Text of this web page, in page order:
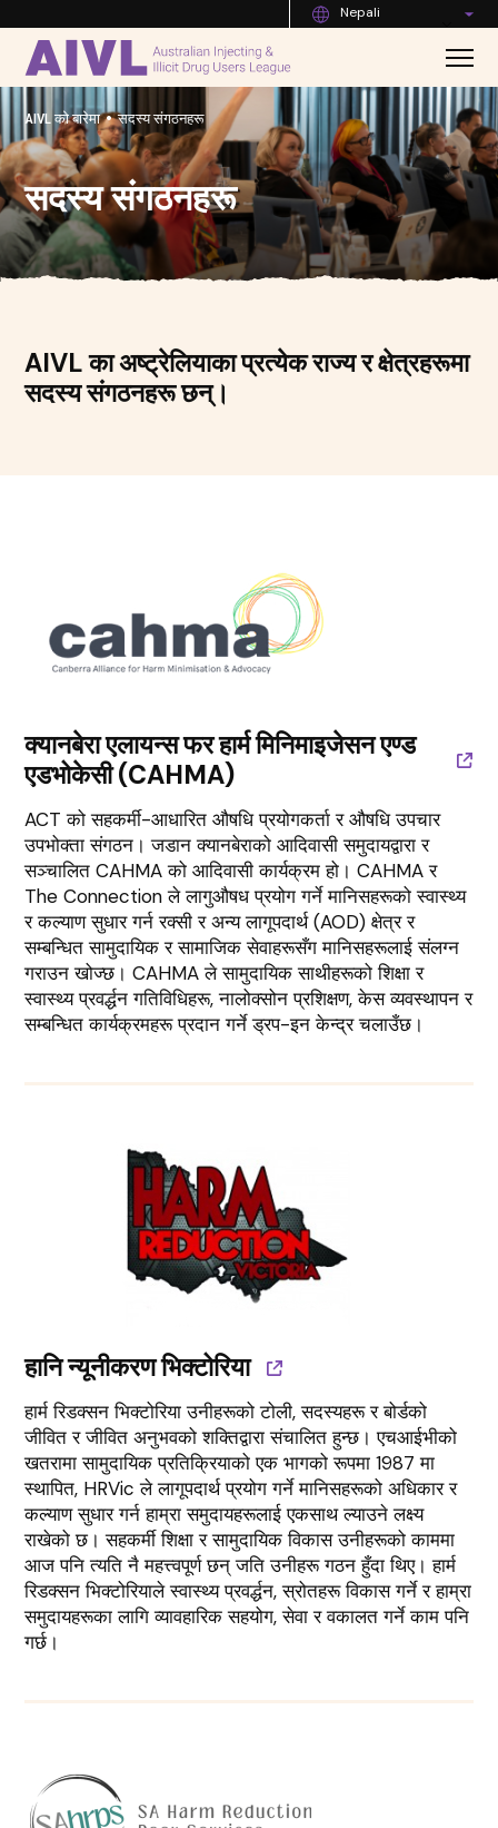
Nepali
AIVL को बारेमा • सदस्य संगठनहरू
सदस्य संगठनहरू
AIVL का अष्ट्रेलियाका प्रत्येक राज्य र क्षेत्रहरूमा
सदस्य संगठनहरू छन्।
क्यानबेरा एलायन्स फर हार्म मिनिमाइजेसन एण्ड
एडभोकेसी (CAHMA)
ACT को सहकर्मी-आधारित औषधि प्रयोगकर्ता र औषधि उपचार
उपभोक्ता संगठन। जडान क्यानबेराको आदिवासी समुदायद्वारा र
सञ्चालित CAHMA को आदिवासी कार्यक्रम हो। CAHMA र
The Connection ले लागुऔषध प्रयोग गर्ने मानिसहरूको स्वास्थ्य
र कल्याण सुधार गर्न रक्सी र अन्य लागूपदार्थ (AOD) क्षेत्र र
सम्बन्धित सामुदायिक र सामाजिक सेवाहरूसँग मानिसहरूलाई संलग्न
गराउन खोज्छ। CAHMA ले सामुदायिक साथीहरूको शिक्षा र
स्वास्थ्य प्रवर्द्धन गतिविधिहरू, नालोक्सोन प्रशिक्षण, केस व्यवस्थापन र
सम्बन्धित कार्यक्रमहरू प्रदान गर्ने ड्रप-इन केन्द्र चलाउँछ।
हानि न्यूनीकरण भिक्टोरिया
हार्म रिडक्सन भिक्टोरिया उनीहरूको टोली, सदस्यहरू र बोर्डको
जीवित र जीवित अनुभवको शक्तिद्वारा संचालित हुन्छ। एचआईभीको
खतरामा सामुदायिक प्रतिक्रियाको एक भागको रूपमा 1987 मा
स्थापित, HRVic ले लागूपदार्थ प्रयोग गर्ने मानिसहरूको अधिकार र
कल्याण सुधार गर्न हाम्रा समुदायहरूलाई एकसाथ ल्याउने लक्ष्य
राखेको छ। सहकर्मी शिक्षा र सामुदायिक विकास उनीहरूको काममा
आज पनि त्यति नै महत्त्वपूर्ण छन् जति उनीहरू गठन हुँदा थिए। हार्म
रिडक्सन भिक्टोरियाले स्वास्थ्य प्रवर्द्धन, स्रोतहरू विकास गर्ने र हाम्रा
समुदायहरूका लागि व्यावहारिक सहयोग, सेवा र वकालत गर्ने काम पनि
गर्छ।